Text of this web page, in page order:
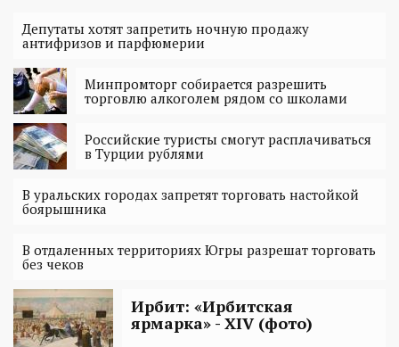
Депутаты хотят запретить ночную продажу
антифризов и парфюмерии
Минпромторг собирается разрешить
торговлю алкоголем рядом со школами
Российские туристы смогут расплачиваться
в Турции рублями
В уральских городах запретят торговать настойкой
боярышника
В отдаленных территориях Югры разрешат торговать
без чеков
Ирбит: «Ирбитская
ярмарка» - XIV (фото)